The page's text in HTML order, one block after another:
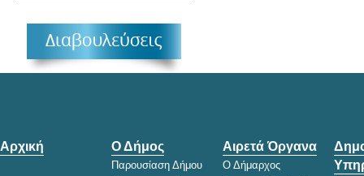
Αρχική Ο Δήμος
Παρουσίαση Δήμου
Αιρετά Όργανα
Ο Δήμαρχος